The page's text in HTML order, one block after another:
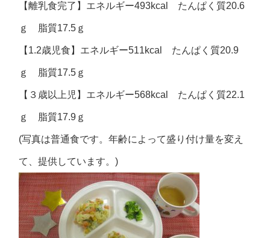
【離乳食完了】エネルギー493kcal たんぱく質20.6
ｇ 脂質17.5ｇ
【1.2歳児食】エネルギー511kcal たんぱく質20.9
ｇ 脂質17.5ｇ
【３歳以上児】エネルギー568kcal たんぱく質22.1
ｇ 脂質17.9ｇ
(写真は普通食です。年齢によって盛り付け量を変え
て、提供しています。)